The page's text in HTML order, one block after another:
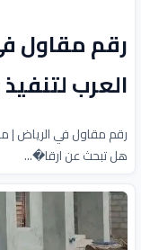
رقم مقاول
العرب
رقم مقاول في الرياض |
هل تبحث عن ارقا�...